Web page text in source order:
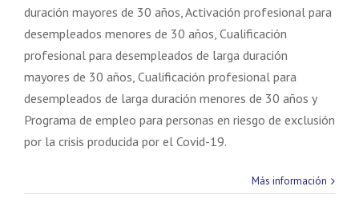
duración mayores de 30 años, Activación profesional para
desempleados menores de 30 años, Cualificación
profesional para desempleados de larga duración
mayores de 30 años, Cualificación profesional para
desempleados de larga duración menores de 30 años y
Programa de empleo para personas en riesgo de exclusión
por la crisis producida por el Covid-19.
Más información